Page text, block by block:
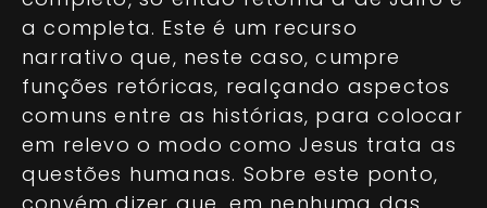
a completa. Este é um recurso
narrativo que, neste caso, cumpre
funções retóricas, realçando aspectos
comuns entre as histórias, para colocar
em relevo o modo como Jesus trata as
questões humanas. Sobre este ponto,